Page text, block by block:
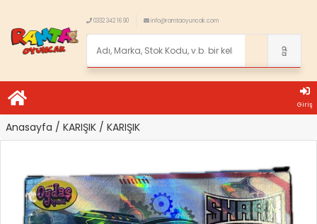
0332 342 16 90 info@ramtaoyuncak.com
Giriş
Anasayfa / KARIŞIK / KARIŞIK